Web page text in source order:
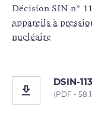
Décision SIN n°
appareils à
nucléaire
DSIN-
(PDF -